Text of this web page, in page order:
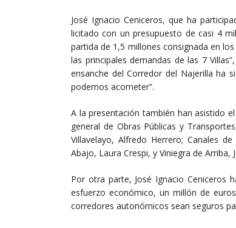
José Ignacio Ceniceros, que ha
licitado con un presupuesto de casi 4
partida de 1,5 millones consignada en
las principales demandas de las 7
ensanche del Corredor del Najerilla ha
podemos acometer”.
A la presentación también han asistido
general de Obras Públicas y
Villavelayo, Alfredo Herrero; Canales
Abajo, Laura Crespi, y Viniegra de Arriba,
Por otra parte, José Ignacio Ceniceros
esfuerzo económico, un millón de
corredores autonómicos sean seguros